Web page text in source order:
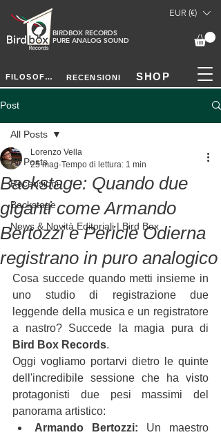
BIRDBOX RECORDS
PURE ANALOG SOUND
EUR (€)
FILOSOFIA RECENSIONI SHOP
Post
All Posts
Recensioni
Backstage
News & Novità Editoriali | Bird Box
All Posts
Backstage: Quando due
giganti come Armando
Bertozzi e Pericle Odierna
registrano in puro analogico
Lorenzo Vella
25 mag Tempo di lettura: 1 min
Cosa succede quando metti insieme in
uno studio di registrazione due
leggende della musica e un registratore
Bird Box Records.
Oggi vogliamo portarvi dietro le quinte
dell'incredibile sessione che ha visto
protagonisti due pesi massimi del
panorama artistico:
Armando Bertozzi: Un maestro